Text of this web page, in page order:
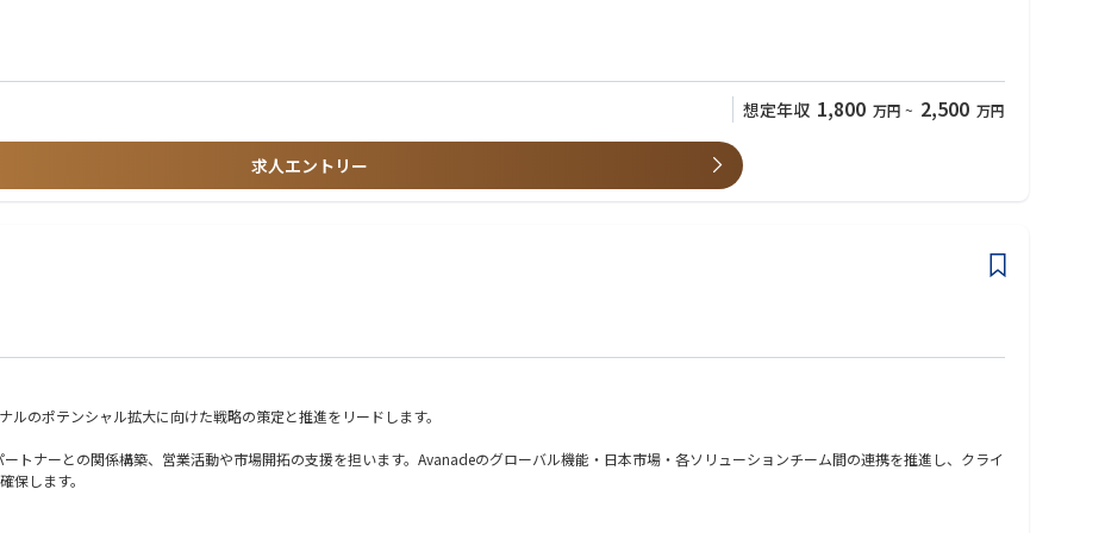
よるGo-To-Market戦略の構築
品や他メジャーERPなど（SAP、ORACLE）の特性を正しく理解しつつ、「その上でなぜ MS Dynamics365 が最適なのか」を業務・基盤双方の観点から
できるタイプを求めています。
感に応えられるタフさ、柔軟性の高さ
方
想定年収 1,800 万円 ~ 2,500 万円
求人エントリー
のポテンシャル拡大に向けた戦略の策定と推進をリードします。
トナーとの関係構築、営業活動や市場開拓の支援を担います。Avanadeのグローバル機能・日本市場・各ソリューションチーム間の連携を推進し、クライ
保します。